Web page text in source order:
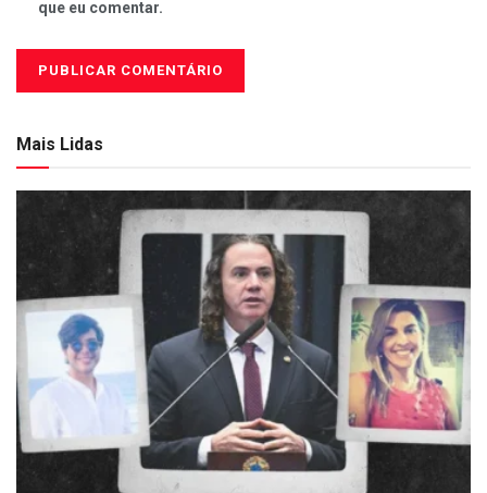
que eu comentar.
Mais Lidas